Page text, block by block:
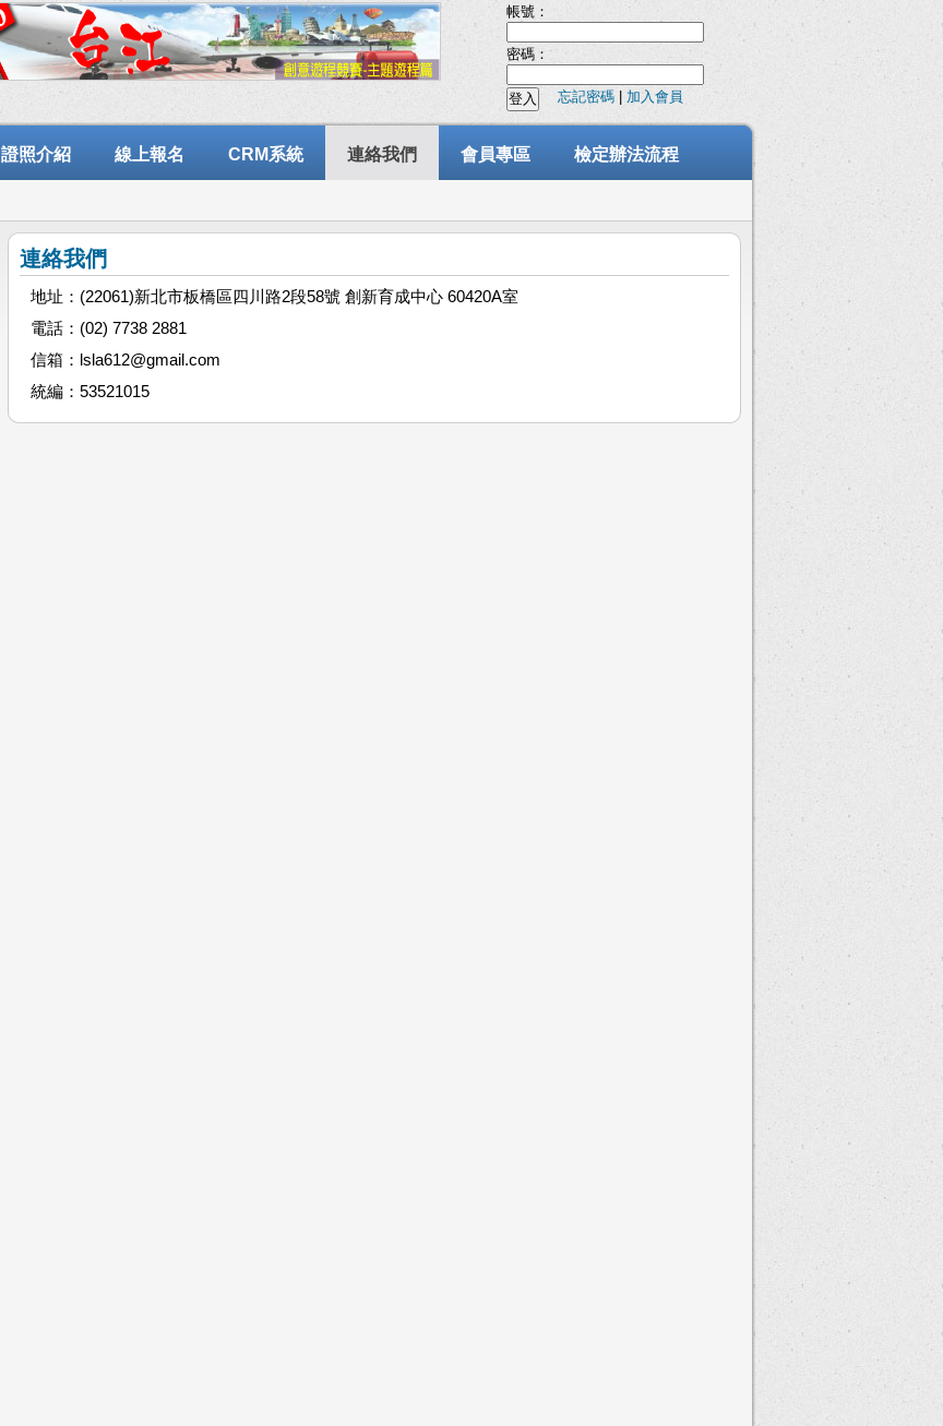
帳號：
密碼：
忘記密碼 加入會員
證照介紹 線上報名 CRM系統 連絡我們 會員專區 檢定辦法流程
連絡我們
地址： (22061)新北市板橋區四川路2段58號 創新育成中心 60420A室
電話： (02) 7738 2881
信箱： lsla612@gmail.com
統編： 53521015